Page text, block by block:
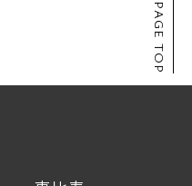
PAGE TOP